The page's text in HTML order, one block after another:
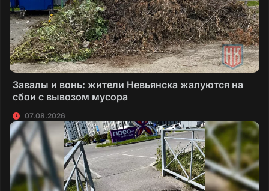
Завалы и вонь: жители Невьянска жалуются на
сбои с вывозом мусора
07.08.2026